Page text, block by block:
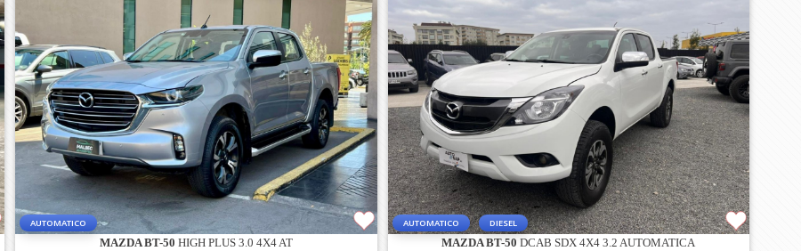
AUTOMATICO
MAZDA BT-50 HIGH PLUS 3.0 4X4 AT
AUTOMATICO DIESEL
MAZDA BT-50 DCAB SDX 4X4 3.2 AUTOMATICA